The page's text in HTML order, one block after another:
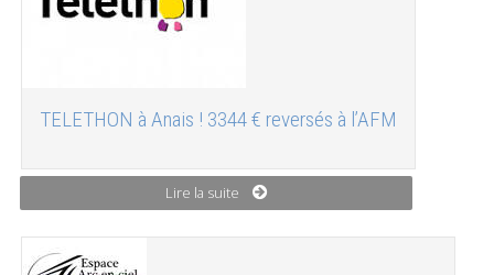
TELETHON à Anais ! 3344 € reversés à l’AFM
Lire la suite